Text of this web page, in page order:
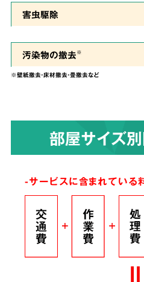
私たちは、
ご依頼者様の
いで誠心誠意を尽くして
す。
染みついた
解決！完全脱
害虫駆除
汚染物の撤去※
※壁紙撤去・床材撤去・畳撤去など
部屋サイズ
-サービスに含まれている